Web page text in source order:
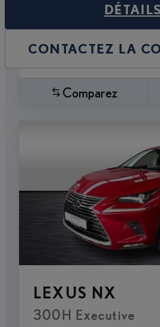
DÉTAILS
CONTACTEZ LA
Comparez
LEXUS NX
300H Executive